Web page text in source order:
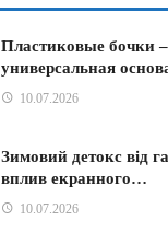
Пластиковые бочки –
универсальная
10.07.2026
Зимовий детокс від
вплив екранного…
10.07.2026